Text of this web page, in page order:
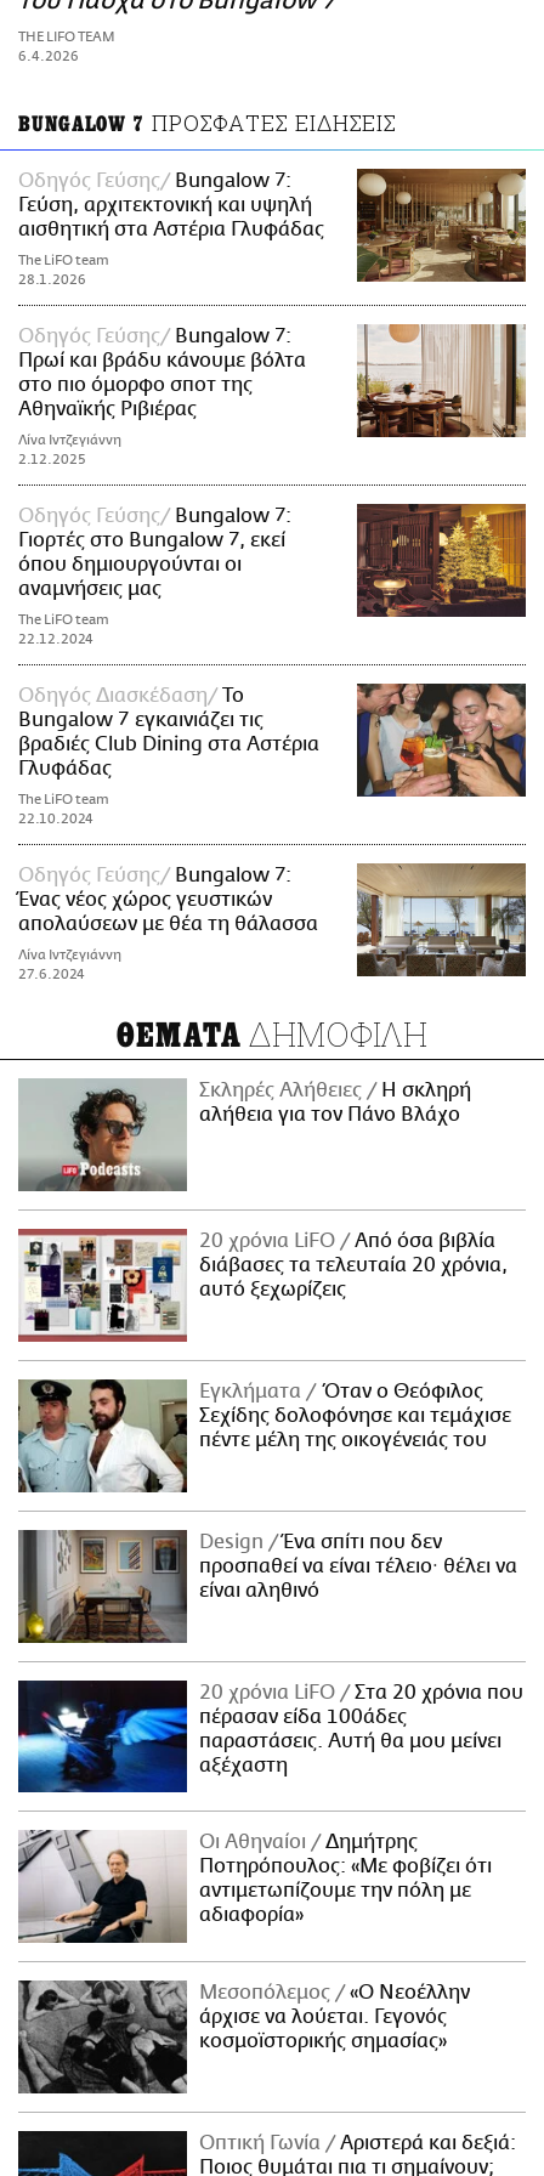
ΑΜΠΑ
PRINT
THE LIFO TEAM
6.4.2026
BUNGALOW 7 ΠΡΟΣΦΑΤΕΣ ΕΙΔΗΣΕΙΣ
Οδηγός Γεύσης
Bungalow 7:
Γεύση, αρχιτεκτονική και υψηλή
αισθητική στα Αστέρια Γλυφάδας
The LiFO team
28.1.2026
Οδηγός Γεύσης
Bungalow 7:
Πρωί και βράδυ κάνουμε βόλτα
στο πιο όμορφο σποτ της
Αθηναϊκής Ριβιέρας
Λίνα Ιντζεγιάννη
2.12.2025
Οδηγός Γεύσης
Bungalow 7:
Γιορτές στο Bungalow 7, εκεί
όπου δημιουργούνται οι
αναμνήσεις μας
The LiFO team
22.12.2024
Οδηγός Διασκέδαση
Το
Bungalow 7 εγκαινιάζει τις
βραδιές Club Dining στα Αστέρια
Γλυφάδας
The LiFO team
22.10.2024
Οδηγός Γεύσης
Bungalow 7:
Ένας νέος χώρος γευστικών
απολαύσεων με θέα τη θάλασσα
Λίνα Ιντζεγιάννη
27.6.2024
ΘΕΜΑΤΑ ΔΗΜΟΦΙΛΗ
Σκληρές Αλήθειες
H σκληρή
αλήθεια για τον Πάνο Βλάχο
20 χρόνια LiFO
Από όσα βιβλία
διάβασες τα τελευταία 20 χρόνια,
αυτό ξεχωρίζεις
Εγκλήματα
Όταν ο Θεόφιλος
Σεχίδης δολοφόνησε και τεμάχισε
πέντε μέλη της οικογένειάς του
Design
Ένα σπίτι που δεν
προσπαθεί να είναι τέλειο· θέλει να
είναι αληθινό
20 χρόνια LiFO
Στα 20 χρόνια που
πέρασαν είδα 100άδες
παραστάσεις. Αυτή θα μου μείνει
αξέχαστη
Οι Αθηναίοι
Δημήτρης
Ποτηρόπουλος: «Με φοβίζει ότι
αντιμετωπίζουμε την πόλη με
αδιαφορία»
Μεσοπόλεμος
«Ο Νεοέλλην
άρχισε να λούεται. Γεγονός
κοσμοϊστορικής σημασίας»
Οπτική Γωνία
Αριστερά και δεξιά:
Ποιος θυμάται πια τι σημαίνουν;